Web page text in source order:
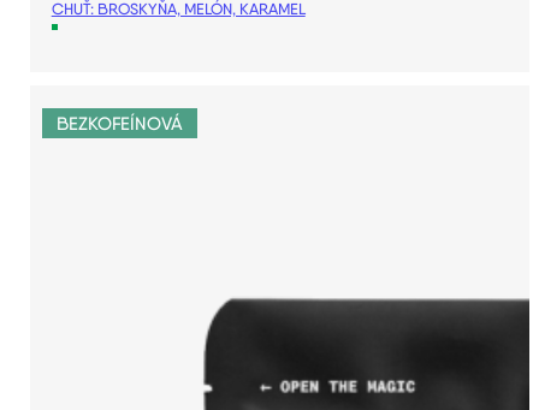
CHUŤ: BROSKYŇA, MELÓN, KARAMEL
BEZKOFEÍNOVÁ